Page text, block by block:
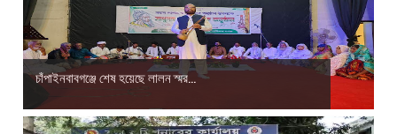
চাঁপাইনবাবগঞ্জে শেষ হয়েছে লালন স্মর...